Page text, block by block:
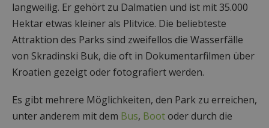
langweilig. Er gehört zu Dalmatien und ist mit 35.000
Hektar etwas kleiner als Plitvice. Die beliebteste
Attraktion des Parks sind zweifellos die Wasserfälle
von Skradinski Buk, die oft in Dokumentarfilmen über
Kroatien gezeigt oder fotografiert werden.
Es gibt mehrere Möglichkeiten, den Park zu erreichen,
unter anderem mit dem Bus, Bootoder durch die